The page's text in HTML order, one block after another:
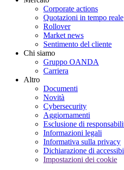
Corporate actions
Quotazioni in tempo reale
Rollover
Market news
Sentimento del cliente
Chi siamo
Gruppo OANDA
Carriera
Altro
Documenti
Novità
Cybersecurity
Aggiornamenti
Esclusione di
Informazioni legali
Informativa sulla privacy
Dichiarazione di
Impostazioni dei cookie